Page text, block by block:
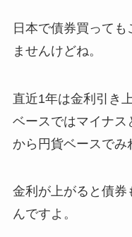
日本で債券買って
ませんけどね。
直近1年は金利引き
ベースではマイナス
から円貨ベースでみ
金利が上がると債券
んですよ。